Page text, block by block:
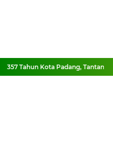
357 Tahun Kota Padang, Tantangan